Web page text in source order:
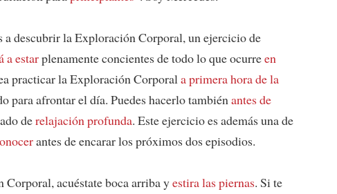
a descubrir la Exploración Corporal, un ejercicio de
a estarplenamente concientes de todo lo que ocurreen
practicar la Exploración Corporal a primera hora de la
para afrontar el día. Puedes hacerlo también antes de
derelajación profunda. Este ejercicio es además una de
antes de encarar los próximos dos episodios.
Corporal, acuéstate boca arriba yestira las piernas. Si te